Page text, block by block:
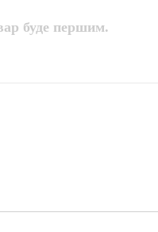
буде першим.